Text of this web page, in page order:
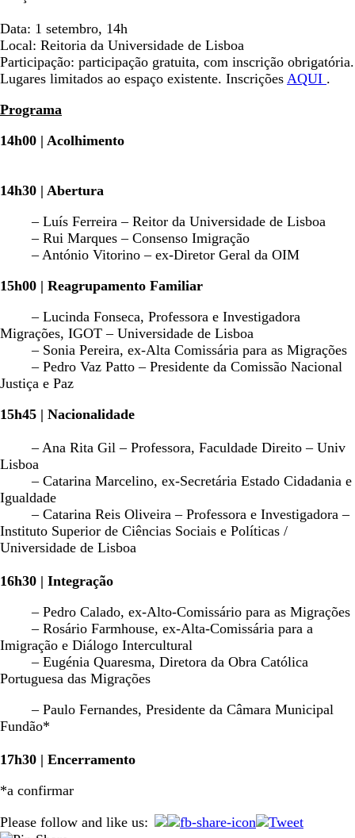
Data: 1 setembro, 14h
Local: Reitoria da Universidade de Lisboa
Participação: participação gratuita, com inscrição obrigatória.
Lugares limitados ao espaço existente. Inscrições AQUI .
Programa
14h00 | Acolhimento
14h30 | Abertura
– Luís Ferreira – Reitor da Universidade de Lisboa
– Rui Marques – Consenso Imigração
– António Vitorino – ex-Diretor Geral da OIM
15h00 | Reagrupamento Familiar
– Lucinda Fonseca, Professora e Investigadora
Migrações, IGOT – Universidade de Lisboa
– Sonia Pereira, ex-Alta Comissária para as Migrações
– Pedro Vaz Patto – Presidente da Comissão Nacional
Justiça e Paz
15h45 | Nacionalidade
– Ana Rita Gil – Professora, Faculdade Direito – Univ
Lisboa
– Catarina Marcelino, ex-Secretária Estado Cidadania e
Igualdade
– Catarina Reis Oliveira – Professora e Investigadora –
Instituto Superior de Ciências Sociais e Políticas /
Universidade de Lisboa
16h30 | Integração
– Pedro Calado, ex-Alto-Comissário para as Migrações
– Rosário Farmhouse, ex-Alta-Comissária para a
Imigração e Diálogo Intercultural
– Eugénia Quaresma, Diretora da Obra Católica
Portuguesa das Migrações
– Paulo Fernandes, Presidente da Câmara Municipal
Fundão*
17h30 | Encerramento
*a confirmar
Please follow and like us: